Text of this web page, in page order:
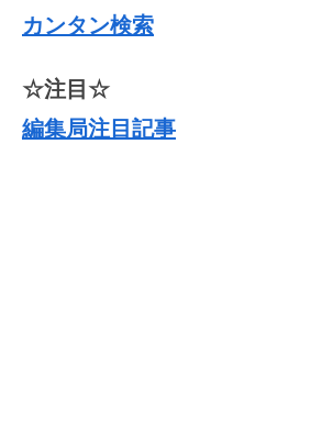
カンタン検索
☆注目☆
編集局注目記事